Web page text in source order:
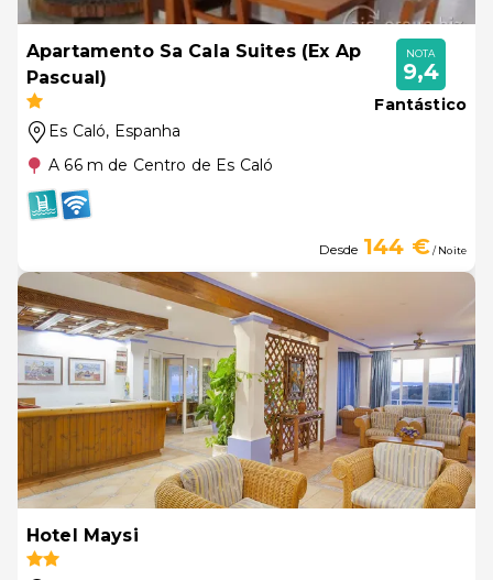
Apartamento Sa Cala Suites (Ex Ap
Pascual)
Es Caló, Espanha
A 66 m de Centro de Es Caló
NOTA
9,4
Fantástico
Desde 144 €/ Noite
Hotel Maysi